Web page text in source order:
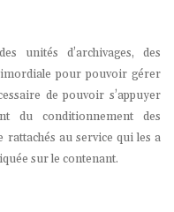
unités d’archivages, des
pour pouvoir gérer
de pouvoir s’appuyer
du conditionnement des
rattachés au service qui les a
sur le contenant.